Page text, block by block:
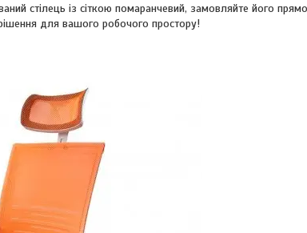
стілець із сіткою помаранчевий, замовляйте його
для вашого робочого простору!